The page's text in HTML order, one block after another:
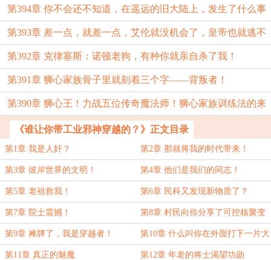
的！
第394章 你不会还不知道，在遥远的旧大陆上，发生了什么事
吧！
第393章 差一点，就差一点，艾伦就没机会了，皇帝也就逃不
掉了！
第392章 克律塞斯：诺顿老狗，有种你就亲自杀了我！
第391章 狮心家族骨子里就刻着三个字——背叛者！
第390章 狮心王！力战五位传奇魔法师！狮心家族训练法的来
《谁让你带工业邪神穿越的？》正文目录
第1章 我是人奸？ 第2章 那就将我的时代带来！
第3章 彼岸世界的文明！ 第4章 他们是我们的同志！
第5章 老祖救我！ 第6章 民科又发现新物质了？
第7章 院士震撼！ 第8章 村民向你分享了可控核聚变
第9章 摊牌了，我是穿越者！ 第10章 什么叫你在外面打下一片大
大的疆土？
第11章 真正的魅魔 第12章 年老的将士渴望功勋